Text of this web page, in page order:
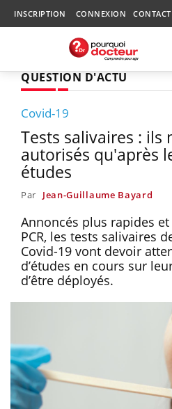
INSCRIPTION CONNEXION CONTACT
QUESTION D'ACTU
Covid-19
Tests salivaires : ils
autorisés qu'après
études
Par Jean-Guillaume Bayard
Annoncés plus rapides
PCR, les tests salivaires
Covid-19 vont devoir
d’études en cours sur
d’être déployés.